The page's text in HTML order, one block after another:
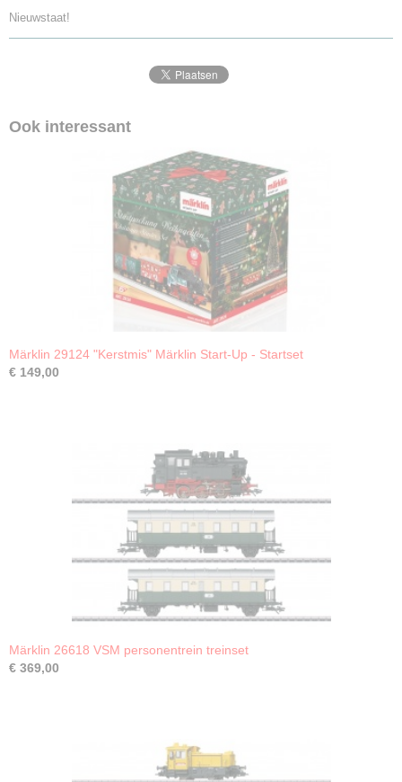
Gebruikt
Nieuwstaat!
Ook interessant
Märklin 29124 "Kerstmis" Märklin Start-Up - Startset
€ 149,00
Märklin 26618 VSM personentrein treinset
€ 369,00